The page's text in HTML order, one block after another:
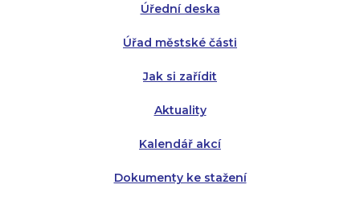
Úřední deska
Úřad městské části
Jak si zařídit
Aktuality
Kalendář akcí
Dokumenty ke stažení
Čtvrtek:
Pátek:
Čtvrtek: